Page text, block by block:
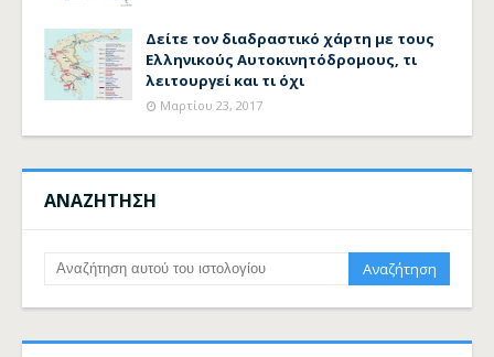
Δείτε τον διαδραστικό χάρτη με τους
Ελληνικούς Αυτοκινητόδρομους, τι
λειτουργεί και τι όχι
Μαρτίου 23, 2017
ΑΝΑΖΗΤΗΣΗ